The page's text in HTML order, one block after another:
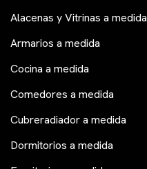
Alacenas y Vitrinas a medida
Armarios a medida
Cocina a medida
Comedores a medida
Cubreradiador a medida
Dormitorios a medida